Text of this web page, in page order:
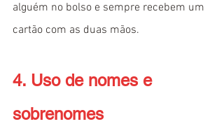
alguém no bolso e sempre recebem um
cartão com as duas mãos.
4. Uso de nomes e
sobrenomes